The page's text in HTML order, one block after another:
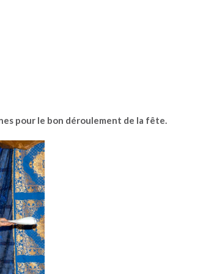
pour le bon déroulement de la fête.